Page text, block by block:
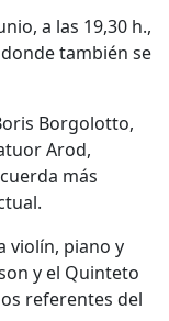
a las 19,30 h.,
también se
Borgolotto,
Arod,
más
violín, piano y
y el Quinteto
referentes del